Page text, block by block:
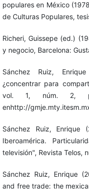
populares en México
de Culturas Populares,
Richeri, Guissepe (ed.)
y negocio, Barcelona:
Sánchez Ruiz,
¿concentrar para
vol. 1, núm. 2,
enhttp://
Sánchez Ruiz,
Iberoamérica.
televisión", Revista Telos,
Sánchez Ruiz, Enrique
and free trade: the